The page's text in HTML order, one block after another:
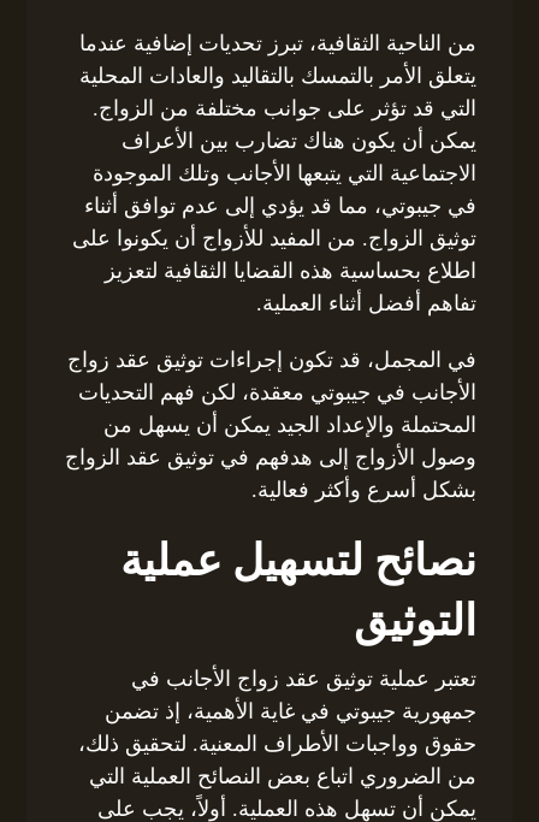
من الناحية الثقافية، تبرز تحديات إضافية عندما
يتعلق الأمر بالتمسك بالتقاليد والعادات المحلية
التي قد تؤثر على جوانب مختلفة من الزواج.
يمكن أن يكون هناك تضارب بين الأعراف
الاجتماعية التي يتبعها الأجانب وتلك الموجودة
في جيبوتي، مما قد يؤدي إلى عدم توافق أثناء
توثيق الزواج. من المفيد للأزواج أن يكونوا على
اطلاع بحساسية هذه القضايا الثقافية لتعزيز
تفاهم أفضل أثناء العملية.
في المجمل، قد تكون إجراءات توثيق عقد زواج
الأجانب في جيبوتي معقدة، لكن فهم التحديات
المحتملة والإعداد الجيد يمكن أن يسهل من
وصول الأزواج إلى هدفهم في توثيق عقد الزواج
بشكل أسرع وأكثر فعالية.
نصائح لتسهيل عملية
التوثيق
تعتبر عملية توثيق عقد زواج الأجانب في
جمهورية جيبوتي في غاية الأهمية، إذ تضمن
حقوق وواجبات الأطراف المعنية. لتحقيق ذلك،
من الضروري اتباع بعض النصائح العملية التي
يمكن أن تسهل هذه العملية. أولاً، يجب على